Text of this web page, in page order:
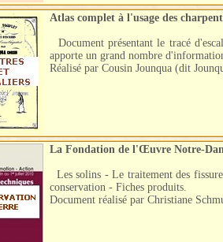
Atlas complet à l'usage des
Document présentant le tracé
apporte un grand nombre
Réalisé par Cousin Jounqua (dit
La Fondation de l'Œuvre Notre-
Les solins - Le traitement des
conservation - Fiches produits.
Document réalisé par Christiane